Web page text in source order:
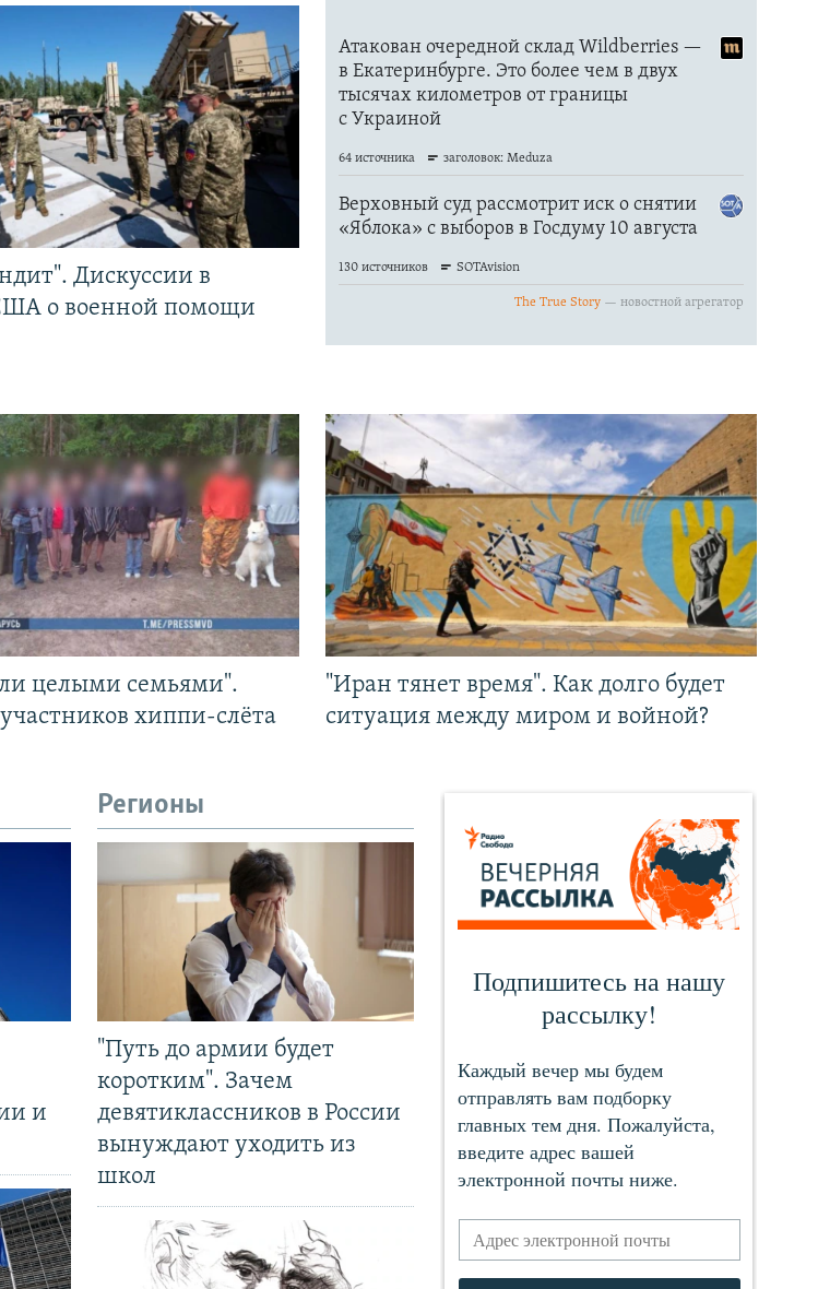
Дискуссии в
о военной помощи
целыми семьями".
хиппи-слёта
"Иран тянет время". Как долго будет
ситуация между миром и войной?
и
Регионы
"Путь до армии будет
коротким". Зачем
девятиклассников в России
вынуждают уходить из
школ